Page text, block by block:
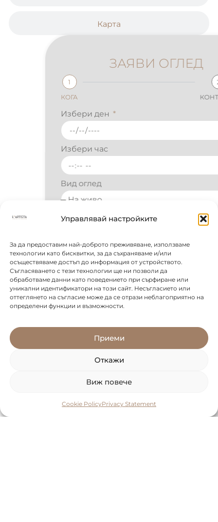
Управлявай настройките
За да предоставим най-доброто преживяване, използваме
технологии като бисквитки, за да съхраняваме и/или
осъществяваме достъп до информация от устройството.
Съгласяването с тези технологии ще ни позволи да
обработваме данни като поведението при сърфиране или
уникални идентификатори на този сайт. Несъгласието или
оттеглянето на съгласие може да се отрази неблагоприятно на
определени функции и възможности.
Приеми
Откажи
Виж повече
Cookie PolicyPrivacy Statement
Карта
ЗАЯВИ ОГЛЕД
2
КОНТАКТИ
Избери ден
Избери час
Вид оглед
НАПРЕД